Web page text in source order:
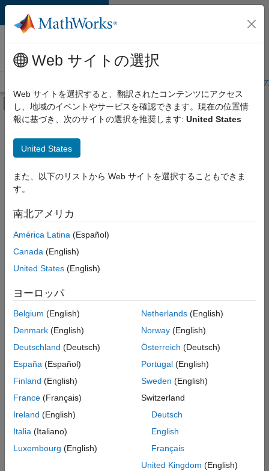
コンテンツへスキップ
MathWorks 採用
情報
学生・キャリア初期
オフキャンバス ナビゲーション メ
メインコンテンツ
絞り込み条件
IT
企業向けセールス
カスタマー サポート
セールス オペレーション
ビジネス モデル チーム
法務
選
し
人
の
保
存
一
部
人
情
は
翻
Web サイトの選択
Web サイトを選択すると、翻訳されたコンテンツにアクセス
し、地域のイベントやサービスを確認できます。現在の位置情
報に基づき、次のサイトの選択を推奨します: United States
United States
また、以下のリストから Web サイトを選択することもできま
す。
南北アメリカ
América Latina (Español)
Canada (English)
United States (English)
ヨーロッパ
Belgium (English)
Denmark (English)
Deutschland (Deutsch)
España (Español)
Finland (English)
France (Français)
Ireland (English)
Italia (Italiano)
Luxembourg (English)
Netherlands(English)
Norway(English)
Österreich (Deutsch)
Portugal(English)
Sweden (English)
Switzerland
Deutsch
English
Français
United Kingdom (English)